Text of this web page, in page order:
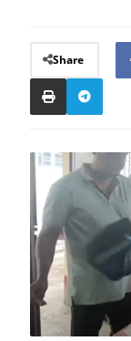
Share